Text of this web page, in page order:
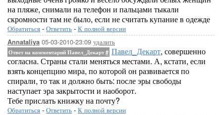
на пляже, снимали на телефон и пальцами тыкали
скромности там не было, если не считать купание в одежде
Обратиться - Ответить - К полной версии
Annataliya 05-03-2010-23:09 удалить
Ответ на комментарий Павел_Декарт# Павел_Декарт, совершенно
согласна. Страны стали меняться местами. А, кстати, если
взять концепцию мира, по которой он развивается по
спирали, то так и должно быть: после эры свободы
наступает эра закрытости и наоборот.
Тебе прислать книжку на почту?
Обратиться - Ответить - К полной версии